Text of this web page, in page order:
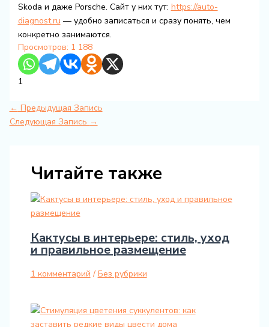
Skoda и даже Porsche. Сайт у них тут: https://auto-
diagnost.ru — удобно записаться и сразу понять, чем
конкретно занимаются.
Просмотров: 1 188
1
← Предыдущая Запись
Следующая Запись →
Читайте также
Кактусы в интерьере: стиль, уход
и правильное размещение
1 комментарий / Без рубрики